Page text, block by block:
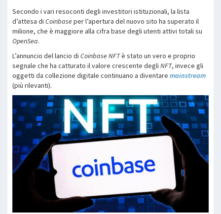
Secondo i vari resoconti degli investitori istituzionali, la lista
d’attesa di Coinbaseper l’apertura del nuovo sito ha superato il
milione, che è maggiore alla cifra base degli utenti attivi totali su
OpenSea.
L’annuncio del lancio di Coinbase NFTè stato un vero e proprio
segnale che ha catturato il valore crescente degli NFT, invece gli
oggetti da collezione digitale continuano a diventare mainstream
(più rilevanti).